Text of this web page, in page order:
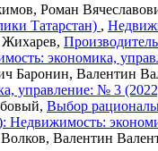
Роман
Татарстан) ,
экономика,
Баронин, Валентин
управление: № 3
Выбор
Валентин